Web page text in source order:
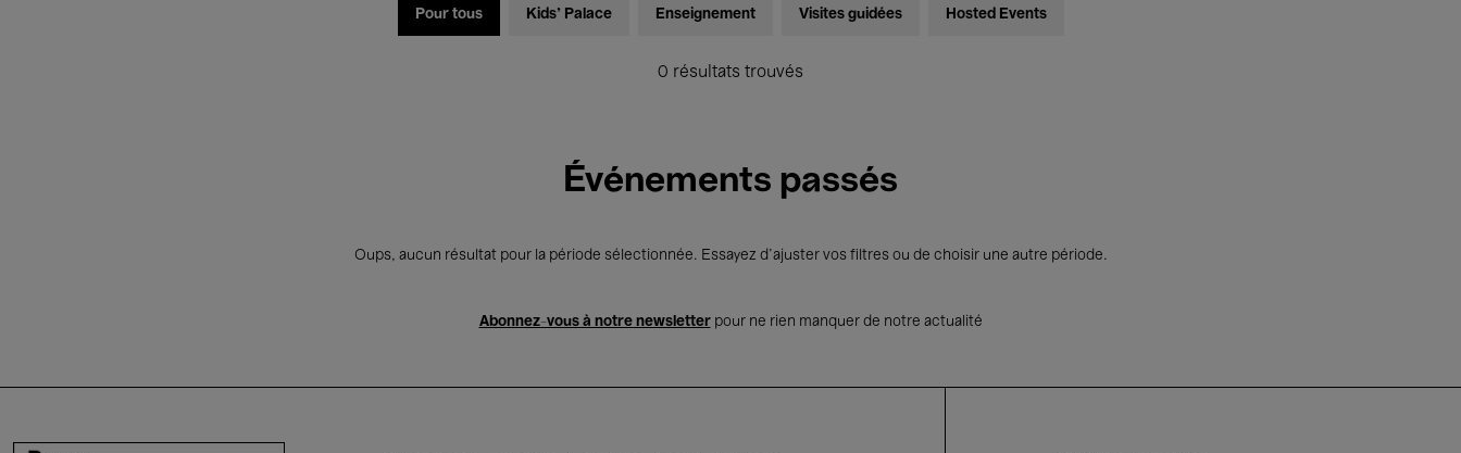
Pour tous Kids’ Palace Enseignement Visites guidées Hosted Events
0 résultats trouvés
Événements passés
Oups, aucun résultat pour la période sélectionnée. Essayez d’ajuster vos filtres ou de choisir une autre période.
Abonnez-vous à notre newsletterpour ne rien manquer de notre actualité